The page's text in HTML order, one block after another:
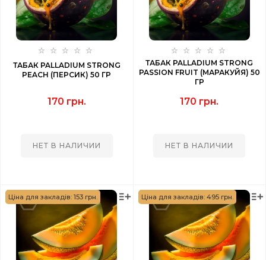
ТАБАК PALLADIUM STRONG
PEACH (ПЕРСИК) 50 ГР
170 грн.
НЕТ В НАЛИЧИИ
ТАБАК PALLADIUM STRONG
PASSION FRUIT (МАРАКУЙЯ) 50
ГР
170 грн.
НЕТ В НАЛИЧИИ
Ціна для закладів: 153 грн. Ціна для закладів: 495 грн.